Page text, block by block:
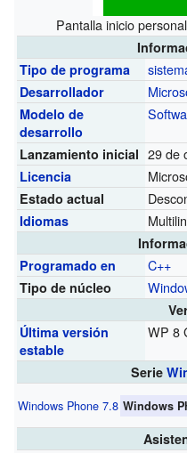
Pantalla inicio
Tipo de programa
Desarrollador
Modelo de
desarrollo
Lanzamiento inicial 29 de
Licencia
Estado actual
Idiomas
Programado en
C++
Tipo de núcleo
Última versión
estable
WP 8
Serie
Windows Phone 7.8 Windows